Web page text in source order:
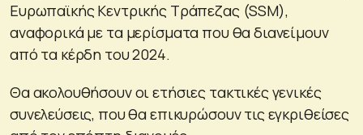
Ευρωπαϊκής Κεντρικής Τράπεζας (SSM),
αναφορικά με τα μερίσματα που θα διανείμουν
από τα κέρδη του 2024.
Θα ακολουθήσουν οι ετήσιες τακτικές γενικές
συνελεύσεις, που θα επικυρώσουν τις εγκριθείσες